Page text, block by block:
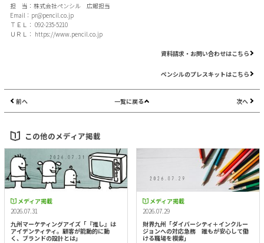
担 当：株式会社ペンシル 広報担当
Email： pr@pencil.co.jp
ＴＥＬ： 092-235-5210
ＵＲＬ： https://www.pencil.co.jp
資料請求・お問い合わせはこちら
ペンシルのプレスキットはこちら
前へ 一覧に戻る 次へ
この他のメディア掲載
メディア掲載
2026.07.31
九州マーケティングアイズ「『推し』は
アイデンティティ。顧客が能動的に動
く、ブランドの設計とは」
メディア掲載
2026.07.29
財界九州「ダイバーシティ＋インクルー
ジョンへの対応急務 誰もが安心して働
ける職場を模索」